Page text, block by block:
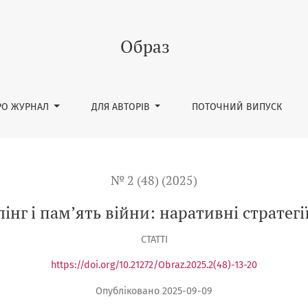
комеморації
Образ
ЖУРНАЛ ДЛЯ АВТОРІВ ПОТОЧНИЙ ВИПУСК
№ 2 (48) (2025)
і памʼять війни: наративні
СТАТТІ
https://doi.org/10.21272/Obraz.2025.2(48)-13-20
Опубліковано 2025-09-09